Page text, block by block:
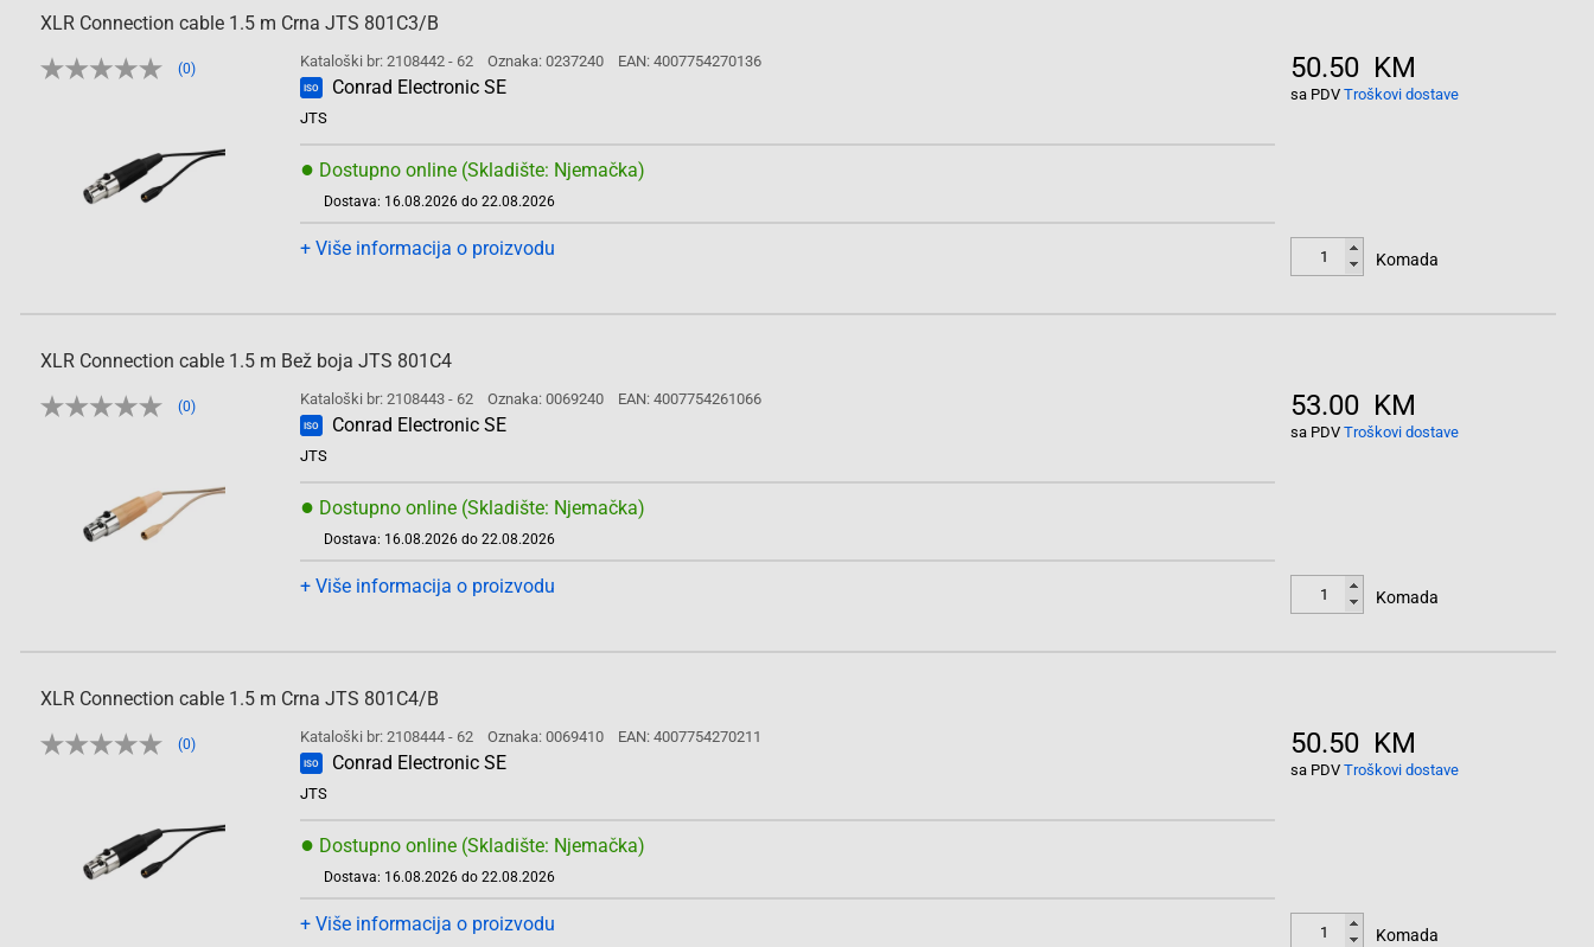
XLR Connection cable 1.5 m Crna JTS 801C3/B
(0) Kataloški br: 2108442 - 62 Oznaka: 0237240 EAN: 4007754270136
ISO Conrad Electronic SE
JTS
● Dostupno online (Skladište: Njemačka)
Dostava: 16.08.2026 do 22.08.2026
+ Više informacija o proizvodu
50.50 KM
sa PDV Troškovi dostave
Komada
XLR Connection cable 1.5 m Bež boja JTS 801C4
(0) Kataloški br: 2108443 - 62 Oznaka: 0069240 EAN: 4007754261066
ISO Conrad Electronic SE
JTS
● Dostupno online (Skladište: Njemačka)
Dostava: 16.08.2026 do 22.08.2026
+ Više informacija o proizvodu
53.00 KM
sa PDV Troškovi dostave
Komada
XLR Connection cable 1.5 m Crna JTS 801C4/B
(0) Kataloški br: 2108444 - 62 Oznaka: 0069410 EAN: 4007754270211
ISO Conrad Electronic SE
JTS
● Dostupno online (Skladište: Njemačka)
Dostava: 16.08.2026 do 22.08.2026
+ Više informacija o proizvodu
50.50 KM
sa PDV Troškovi dostave
Komada